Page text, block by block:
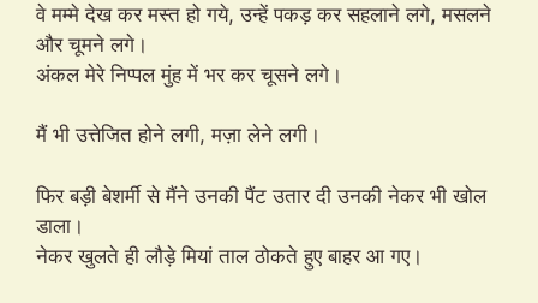
वे मम्मे देख कर मस्त हो गये, उन्हें पकड़ कर सहलाने लगे, मसलने
और चूमने लगे।
अंकल मेरे निप्पल मुंह में भर कर चूसने लगे।
मैं भी उत्तेजित होने लगी, मज़ा लेने लगी।
फिर बड़ी बेशर्मी से मैंने उनकी पैंट उतार दी उनकी नेकर भी खोल
डाला।
नेकर खुलते ही लौड़े मियां ताल ठोकते हुए बाहर आ गए।